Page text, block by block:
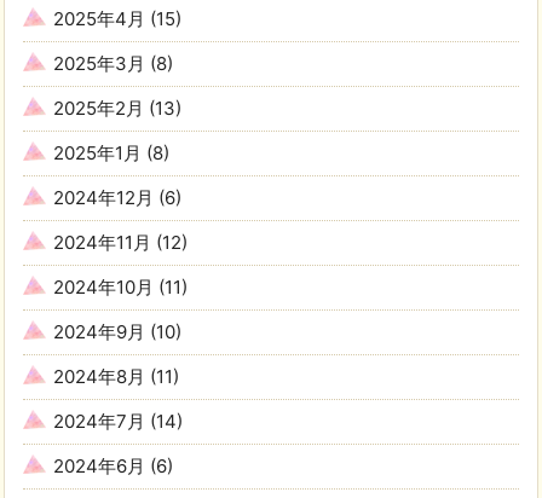
2025年4月 (15)
2025年3月 (8)
2025年2月 (13)
2025年1月 (8)
2024年12月 (6)
2024年11月 (12)
2024年10月 (11)
2024年9月 (10)
2024年8月 (11)
2024年7月 (14)
2024年6月 (6)